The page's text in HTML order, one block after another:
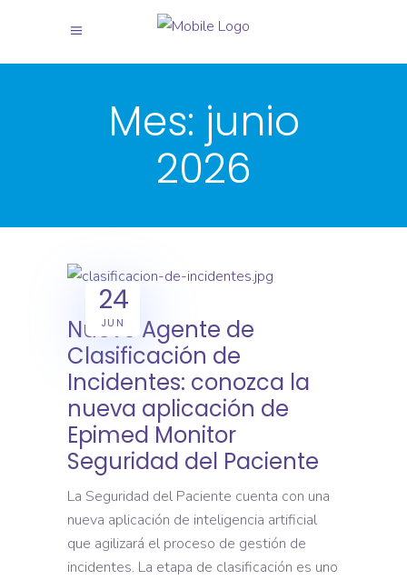
Mes: junio
2026
24
JUN
Nuevo Agente de
Clasificación de
Incidentes: conozca la
nueva aplicación de
Epimed Monitor
Seguridad del Paciente
La Seguridad del Paciente cuenta con una
nueva aplicación de inteligencia artificial
que agilizará el proceso de gestión de
incidentes. La etapa de clasificación es uno